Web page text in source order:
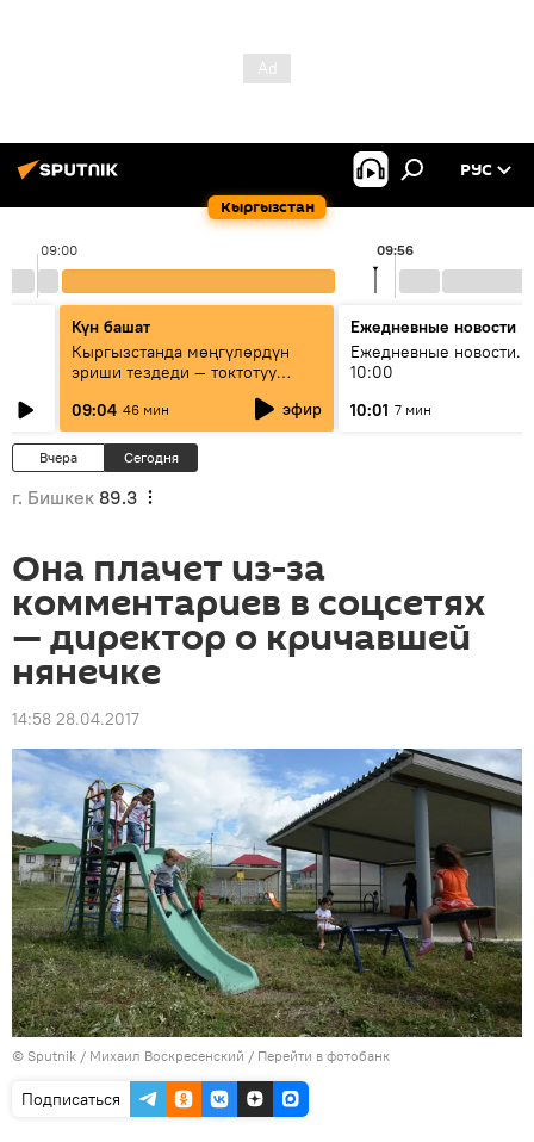
Кыргызстан
РУС
09:00 09:56
Күн башат
Кыргызстанда мөңгүлөрдүн
эриши тездеди — токтотуу
09:04 46 мин эфир
Ежедневные новости
Ежедневные новости.
10:00
10:01 7 мин
Вчера Сегодня
г. Бишкек 89.3
Она плачет из-за
комментариев в соцсетях
— директор о кричавшей
нянечке
14:58 28.04.2017
© Sputnik / Михаил Воскресенский / Перейти в фотобанк
Подписаться